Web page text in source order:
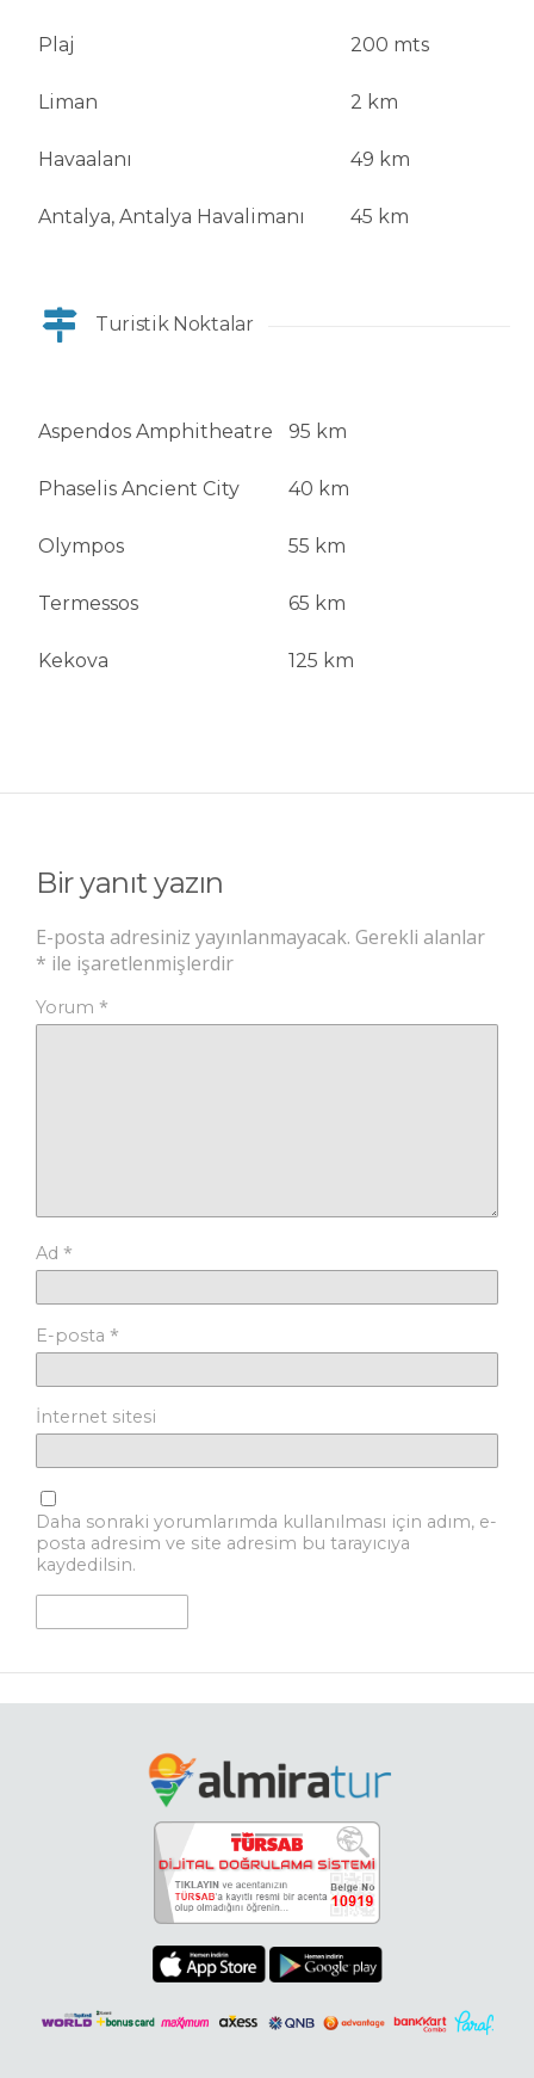
Plaj 200 mts
Liman 2 km
Havaalanı 49 km
Antalya, Antalya Havalimanı 45 km
Turistik Noktalar
Aspendos Amphitheatre 95 km
Phaselis Ancient City 40 km
Olympos 55 km
Termessos 65 km
Kekova 125 km
Bir yanıt yazın
E-posta adresiniz yayınlanmayacak. Gerekli alanlar
* ile işaretlenmişlerdir
Yorum *
Ad *
E-posta *
İnternet sitesi
Daha sonraki yorumlarımda kullanılması için adım, e-
posta adresim ve site adresim bu tarayıcıya
kaydedilsin.